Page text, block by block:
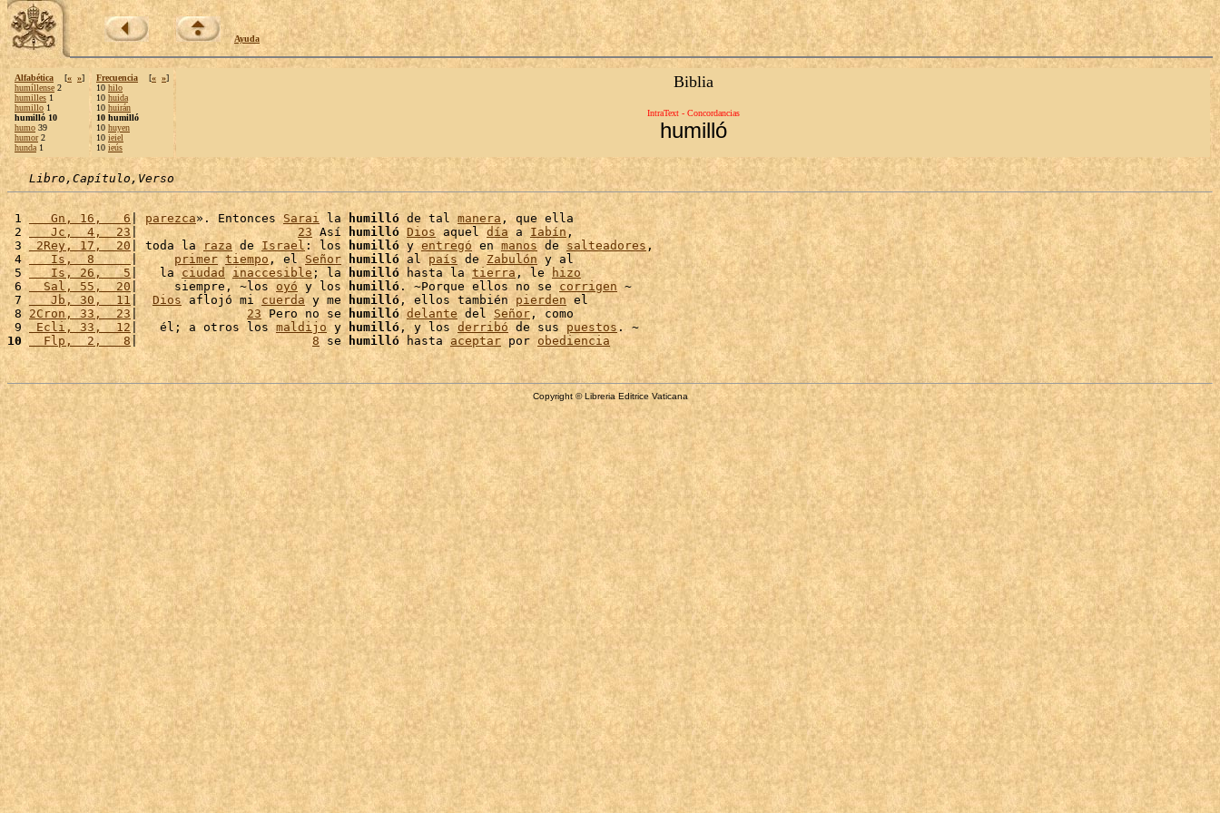
Ayuda
Alfabética [« »]
humíllense 2
humilles 1
humillo 1
humilló 10
humo 39
humor2
hunda 1
Frecuencia [« »]
10 hilo
10 huida
10 huirán
10 humilló
10 huyen
10 ieiel
10 ieús
Biblia
IntraText - Concordancias
humilló
Libro,Capítulo,Verso
1
   Gn, 16,   6
| parezca». Entonces Sarai la humilló de tal manera , que ella
2
   Jc,  4,  23
| 23 Así humilló Dios aquel día a Iabín ,
3 2Rey, 17,  20 | toda la raza de Israel : los humilló y entregó en manos de salteadores ,
4
   Is,  8
| primer tiempo , el Señor humilló al país de Zabulón y al
5
   Is, 26,   5
|   la ciudad inaccesible ; la humilló hasta la tierra, le
hizo
6
  Sal, 55,  20
|     siempre, ~los oyó y los humilló . ~Porque ellos no se corrigen ~
7
   Jb, 30,  11
| Dios aflojó mi cuerda y me humilló , ellos también pierden el
8 2Cron, 33,  23 | 23 Pero no se humilló delante del Señor , como
9 Ecli, 33,  12 |   él; a otros los maldijo y humilló , y los derribó de sus puestos
10
  Flp,  2,   8
| 8 se humilló hasta aceptar por obediencia
Copyright © Libreria Editrice Vaticana